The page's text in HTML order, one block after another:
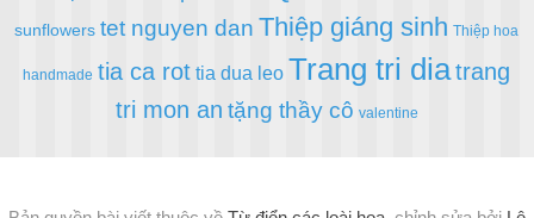
sunflowers tet nguyen dan Thiệp giáng sinh Thiệp hoa
handmade tia ca rot tia dua leo Trang tri diatrang
tri mon an tặng thầy cô valentine